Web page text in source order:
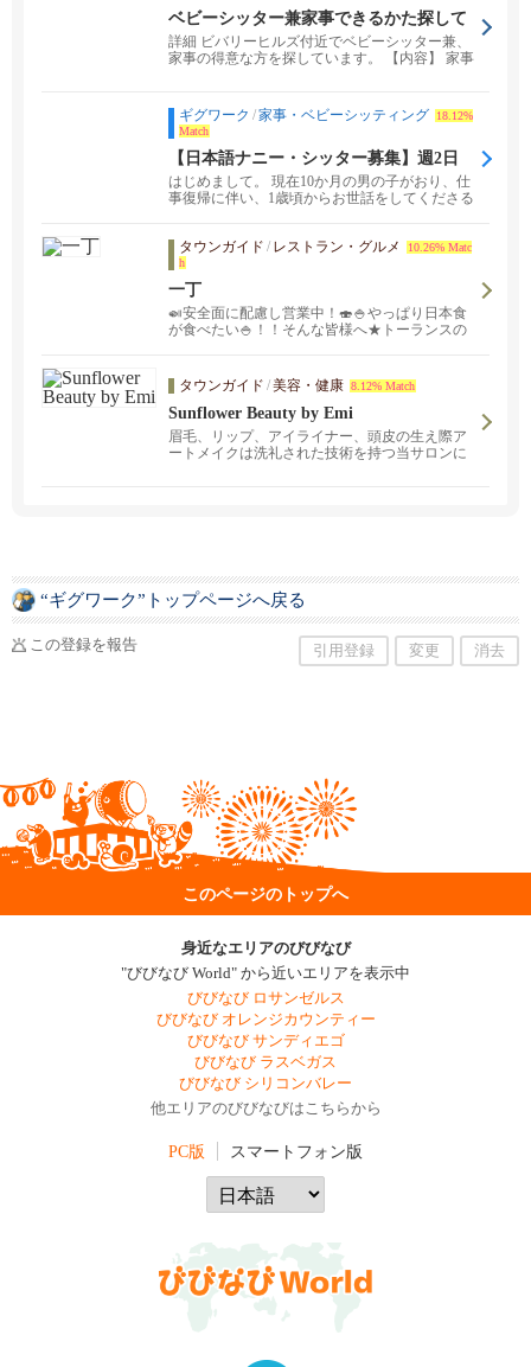
ベビーシッター兼家事できるかた探して
ます
詳細 ビバリーヒルズ付近でベビーシッター兼、
家事の得意な方を探しています。 【内容】 家事
ギグワーク /家事・ベビーシッティング
18.12%
Match
【日本語ナニー・シッター募集】週2日
（1歳男児）
はじめまして。 現在10か月の男の子がおり、仕
事復帰に伴い、1歳頃からお世話をしてくださる
タウンガイド / レストラン・グルメ
10.26% Matc
h
一丁
🍛安全面に配慮し営業中！🍣🍚やっぱり日本食
が食べたい🍚！！そんな皆様へ★トーランスの
ーをどこよりも負けないボリュームと低価格で
ご奉仕しております。フレンドリーでアットホ
ームな一丁では子供からお年寄りまでお気軽に
お立ち寄りいただけます。また、グループでの
パーティーなどもご予約承っております。ぜひ
一度お越し下さい、満面の笑顔でお待ちして下
タウンガイド /美容・健康 8.12% Match
Sunflower Beauty by Emi
眉毛、リップ、アイライナー、頭皮の生え際ア
ートメイクは洗礼された技術を持つ当サロンに
“ギグワーク”トップページへ戻る
この登録を報告 引用登録 変更 消去
このページのトップへ
身近なエリアのびびなび
"びびなび World" から近いエリアを表示中
びびなび ロサンゼルス
びびなび オレンジカウンティー
びびなび サンディエゴ
びびなび ラスベガス
びびなび シリコンバレー
他エリアのびびなびはこちらから
PC版 スマートフォン版